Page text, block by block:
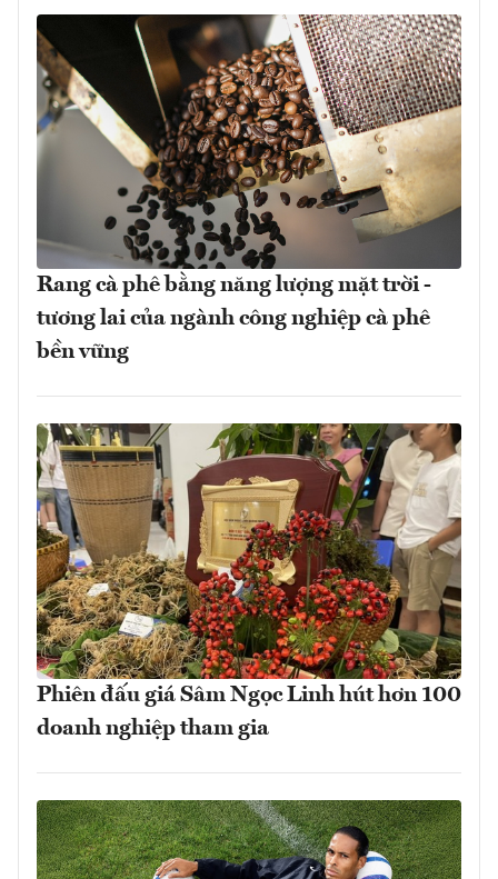
Rang cà phê bằng năng lượng mặt trời -
tương lai của ngành công nghiệp cà phê
bền vững
Phiên đấu giá Sâm Ngọc Linh hút hơn 100
doanh nghiệp tham gia